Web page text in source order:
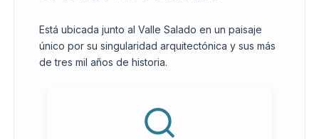
Está ubicada junto al Valle Salado en un paisaje
único por su singularidad arquitectónica y sus más
de tres mil años de historia.